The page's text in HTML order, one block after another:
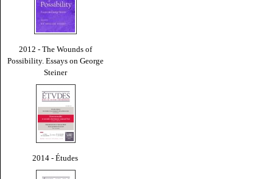
2012 - The Wounds of
Possibility. Essays on George
Steiner
2014 - Études